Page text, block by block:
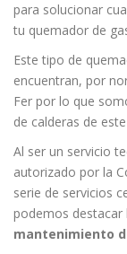
para solucionar
tu quemador de
Este tipo de
encuentran, por
Fer por lo que
de calderas de
Al ser un servicio
autorizado por la
serie de servicios
podemos destacar
mantenimiento